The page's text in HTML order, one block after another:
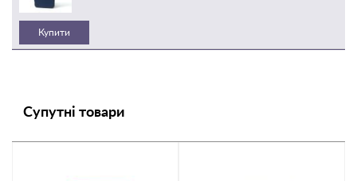
Купити
Супутні товари